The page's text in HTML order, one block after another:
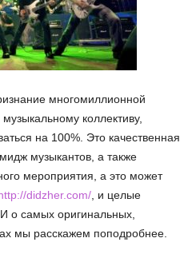
многомиллионной
коллективу,
на 100%. Это качественная
музыкантов, а также
мероприятия, а это может
didzher.com/ , и целые
о самых оригинальных,
мы расскажем поподробнее.